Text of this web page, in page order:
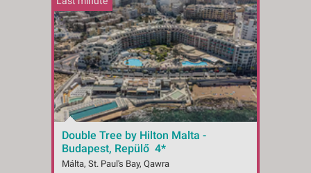
Double Tree by Hilton Malta -
Budapest, Repülő 4*
Málta, St. Paul's Bay, Qawra